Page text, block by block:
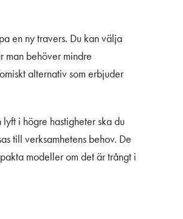
en ny travers. Du kan välja
man behöver mindre
alternativ som erbjuder
i högre hastigheter ska du
till verksamhetens behov. De
modeller om det är trångt i